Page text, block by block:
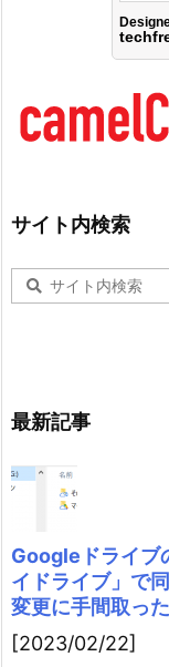
サイト内検索
最新記事
Googleドライブ
イドライブ」で
変更に手間取っ
[2023/02/22]